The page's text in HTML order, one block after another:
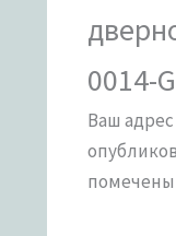
0014-
Ваш
помечены